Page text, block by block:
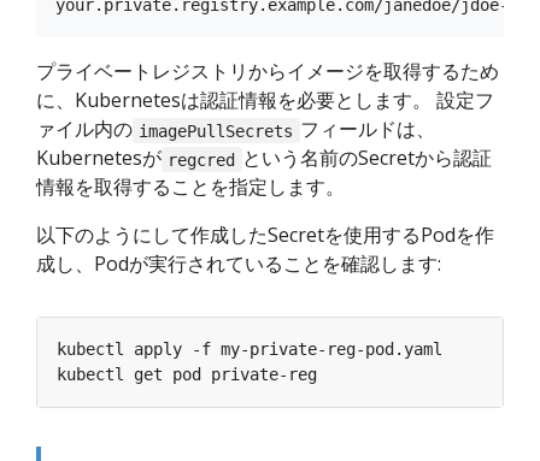
プライベートレジストリからイメージを取得するため
に、Kubernetesは認証情報を必要とします。 設定フ
ァイル内の imagePullSecrets フィールドは、
Kubernetesが regcred という名前のSecretから認証
情報を取得することを指定します。
以下のようにして作成したSecretを使用するPodを作
成し、Podが実行されていることを確認します: